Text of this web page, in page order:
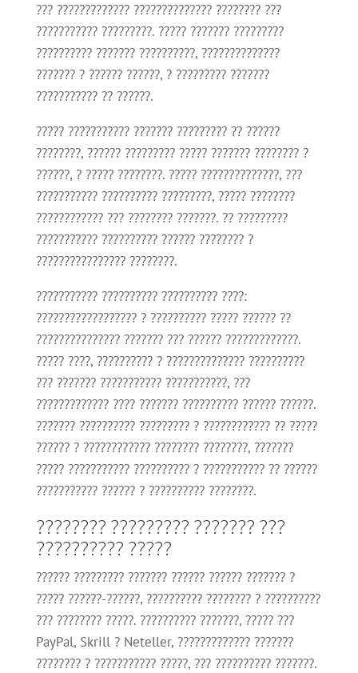
??? ????????????? ?????????????? ???????? ???
??????????? ?????????. ????? ??????? ?????????
?????????? ??????? ??????????, ??????????????
??????? ? ?????? ??????, ? ????????? ???????
??????????? ?? ??????.
????? ??????????? ??????? ????????? ?? ??????
????????, ?????? ????????? ????? ??????? ???????? ?
??????, ? ????? ????????. ????? ??????????????, ???
??????????? ?????????? ?????????, ????? ????????
???????????? ??? ???????? ???????. ?? ?????????
??????????? ?????????? ?????? ???????? ?
???????????????? ????????.
??????????? ?????????? ?????????? ????:
?????????????????? ? ?????????? ????? ?????? ??
??????????????? ??????? ??? ?????? ?????????????.
????? ????, ?????????? ? ?????????????? ??????????
??? ??????? ??????????? ???????????, ???
????????????? ???? ??????? ?????????? ?????? ??????.
??????? ?????????? ????????? ? ???????????? ?? ?????
?????? ? ???????????? ???????? ????????, ???????
????? ??????????? ?????????? ? ??????????? ?? ??????
??????????? ?????? ? ?????????? ????????.
???????? ????????? ??????? ???
?????????? ?????
?????? ????????? ??????? ?????? ?????? ??????? ?
????? ??????-??????, ?????????? ???????? ? ??????????
??? ???????? ?????. ?????????? ???????, ????? ???
PayPal, Skrill ? Neteller, ????????????? ???????
???????? ? ??????????? ?????, ??? ?????????? ???????.